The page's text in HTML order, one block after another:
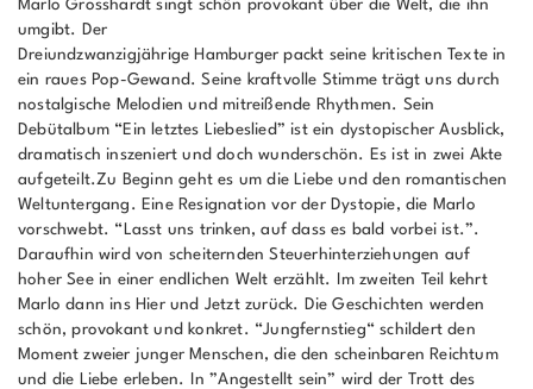
Marlo Grosshardt singt schön provokant über die Welt, die ihn
umgibt. Der
Dreiundzwanzigjährige Hamburger packt seine kritischen Texte in
ein raues Pop-Gewand. Seine kraftvolle Stimme trägt uns durch
nostalgische Melodien und mitreißende Rhythmen. Sein
Debütalbum “Ein letztes Liebeslied” ist ein dystopischer Ausblick,
dramatisch inszeniert und doch wunderschön. Es ist in zwei Akte
aufgeteilt.Zu Beginn geht es um die Liebe und den romantischen
Weltuntergang. Eine Resignation vor der Dystopie, die Marlo
vorschwebt. “Lasst uns trinken, auf dass es bald vorbei ist.”.
Daraufhin wird von scheiternden Steuerhinterziehungen auf
hoher See in einer endlichen Welt erzählt. Im zweiten Teil kehrt
Marlo dann ins Hier und Jetzt zurück. Die Geschichten werden
schön, provokant und konkret. “Jungfernstieg“ schildert den
Moment zweier junger Menschen, die den scheinbaren Reichtum
und die Liebe erleben. In ”Angestellt sein” wird der Trott des